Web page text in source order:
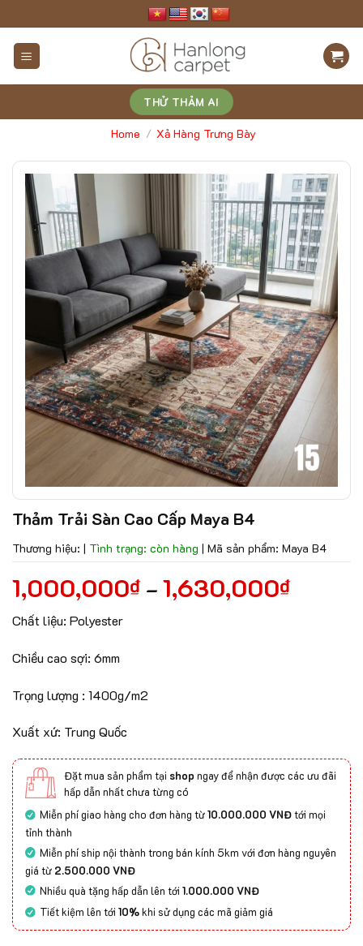
to
content
THỬ THẢM AI
Home / Xả Hàng Trưng Bày
Thảm Trải Sàn Cao Cấp Maya B4
Thương hiệu: | Tình trạng: còn hàng | Mã sản phẩm: Maya B4
1,000,000₫ – 1,630,000₫
Chất liệu: Polyester
Chiều cao sợi: 6mm
Trọng lượng : 1400g/m2
Xuất xứ: Trung Quốc
Đặt mua sản phẩm tại shop ngay để nhận được các ưu đãi
hấp dẫn nhất chưa từng có
Miễn phí giao hàng cho đơn hàng từ10.000.000 VNĐtới mọi
tỉnh thành
Miễn phí ship nội thành trong bán kính 5km với đơn hàng nguyên
giá từ 2.500.000 VNĐ
Nhiều quà tặng hấp dẫn lên tới1.000.000 VNĐ
Tiết kiệm lên tới10%khi sử dụng các mã giảm giá